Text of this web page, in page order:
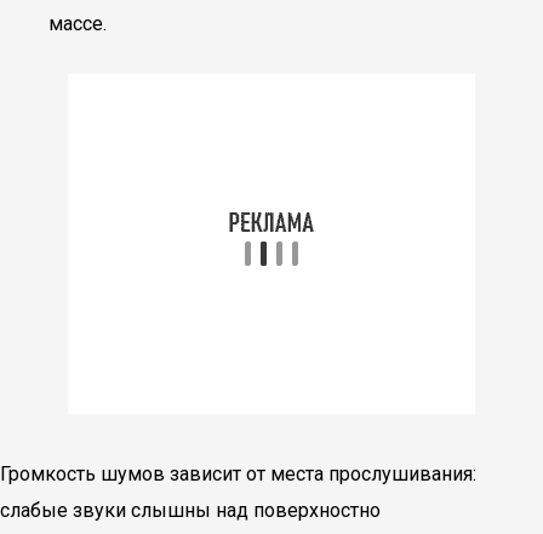
массе.
Громкость шумов зависит от места прослушивания:
слабые звуки слышны над поверхностно